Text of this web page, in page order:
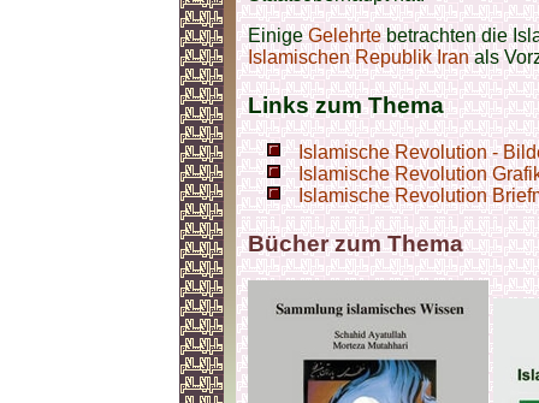
EinigeGelehrtebetrachten die
Islamischen Republik Iranals
Links zum Thema
Islamische Revolution -
Islamische Revolution
Islamische Revolution
Bücher zum Thema